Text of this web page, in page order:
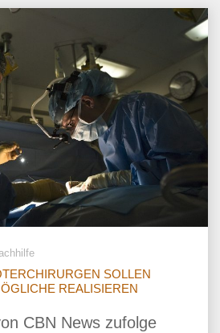
SOLLEN
REALISIEREN
CBN News zufolge